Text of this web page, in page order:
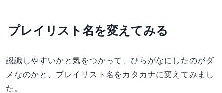
プレイリスト名を変えてみる
認識しやすいかと気をつかって、ひらがなにしたのがダ
メなのかと、プレイリスト名をカタカナに変えてみまし
た。